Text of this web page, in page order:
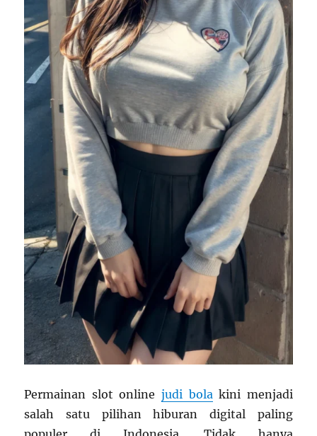
Permainan slot online judi bola kini menjadi
salah satu pilihan hiburan digital paling